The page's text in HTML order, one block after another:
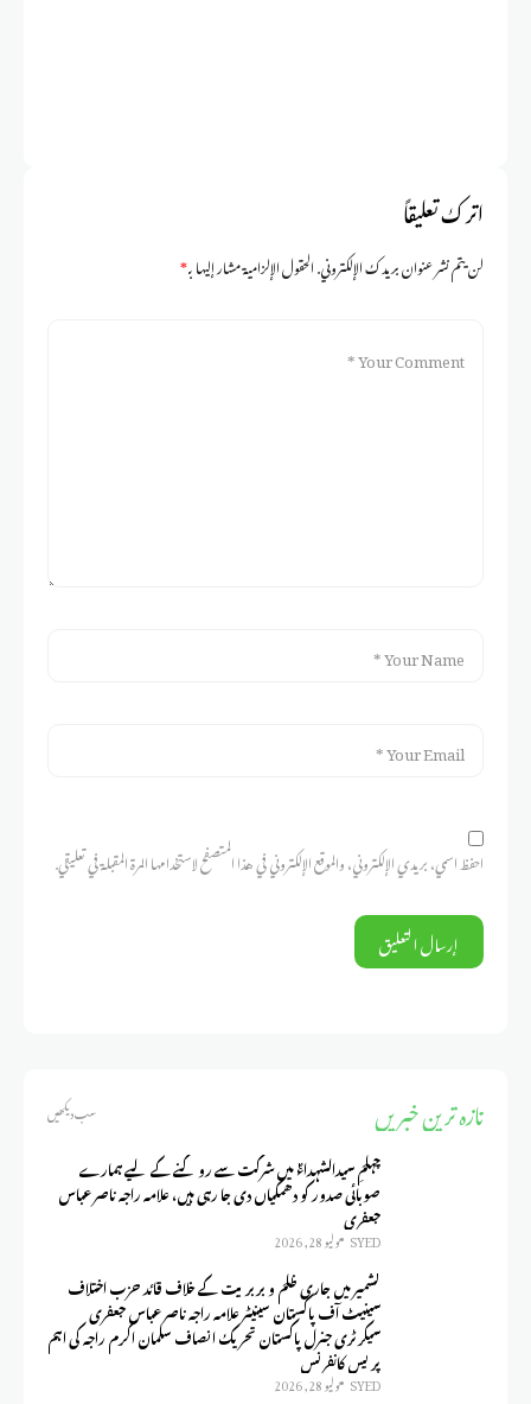
اترك تعليقاً
لن يتم نشر عنوان بريدك الإلكتروني.الحقول الإلزامية مشار إليها بـ*
احفظ اسمي، بريدي الإلكتروني، والموقع الإلكتروني في هذا المتصفح لاستخدامها المرة المقبلة في تعليقي.
تازہ ترین خبریں سب دیکھیں
چہلمِ سیدالشہداءؑ میں شرکت سے روکنے کے لیے ہمارے
صوبائی صدور کو دھمکیاں دی جا رہی ہیں، علامہ راجہ ناصر عباس
جعفری
SYED يوليو 28, 2026
کشمیر میں جاری ظلم و بربریت کے خلاف قائد حزب اختلاف
سینیٹ آف پاکستان سینیٹر علامہ راجہ ناصر عباس جعفری
سیکرٹری جنرل پاکستان تحریک انصاف سلمان اکرم راجہ کی اہم
پریس کانفرنس
SYED يوليو 28, 2026